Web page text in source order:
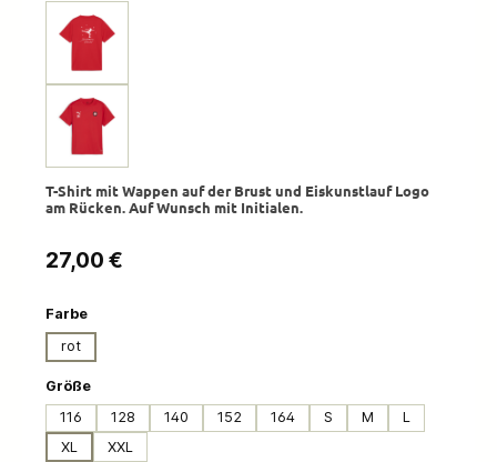
T-Shirt mit Wappen auf der Brust und Eiskunstlauf Logo
am Rücken. Auf Wunsch mit Initialen.
Regulärer Preis:
27,00 €
Farbeauswählen
rot
Größeauswählen
116
128 140 152 164 S M
L
XL
XXL